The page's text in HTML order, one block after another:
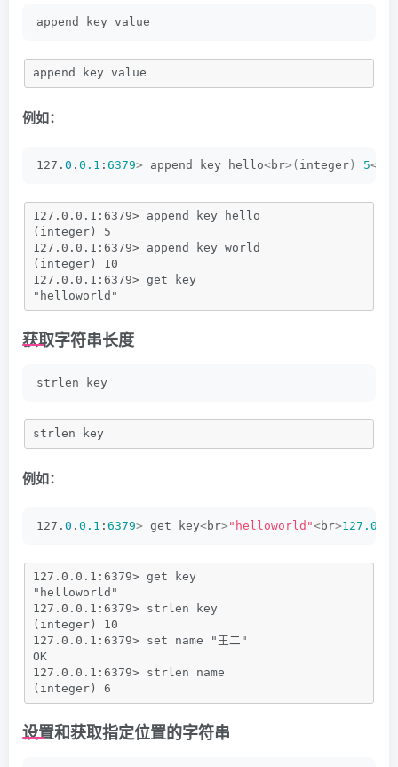
append key value
append key value
例如：
127. 0 . 0.1 : 6379> append key hello<br>( integer ) 5<
127.0.0.1:6379> append key hello
(integer) 5
127.0.0.1:6379> append key world
(integer) 10
127.0.0.1:6379> get key
"helloworld"
获取字符串长度
strlen key
strlen key
例如：
127. 0 . 0.1 : 6379> get key<br> "helloworld"<br>127.0
127.0.0.1:6379> get key
"helloworld"
127.0.0.1:6379> strlen key
(integer) 10
127.0.0.1:6379> set name "王二"
OK
127.0.0.1:6379> strlen name
(integer) 6
设置和获取指定位置的字符串